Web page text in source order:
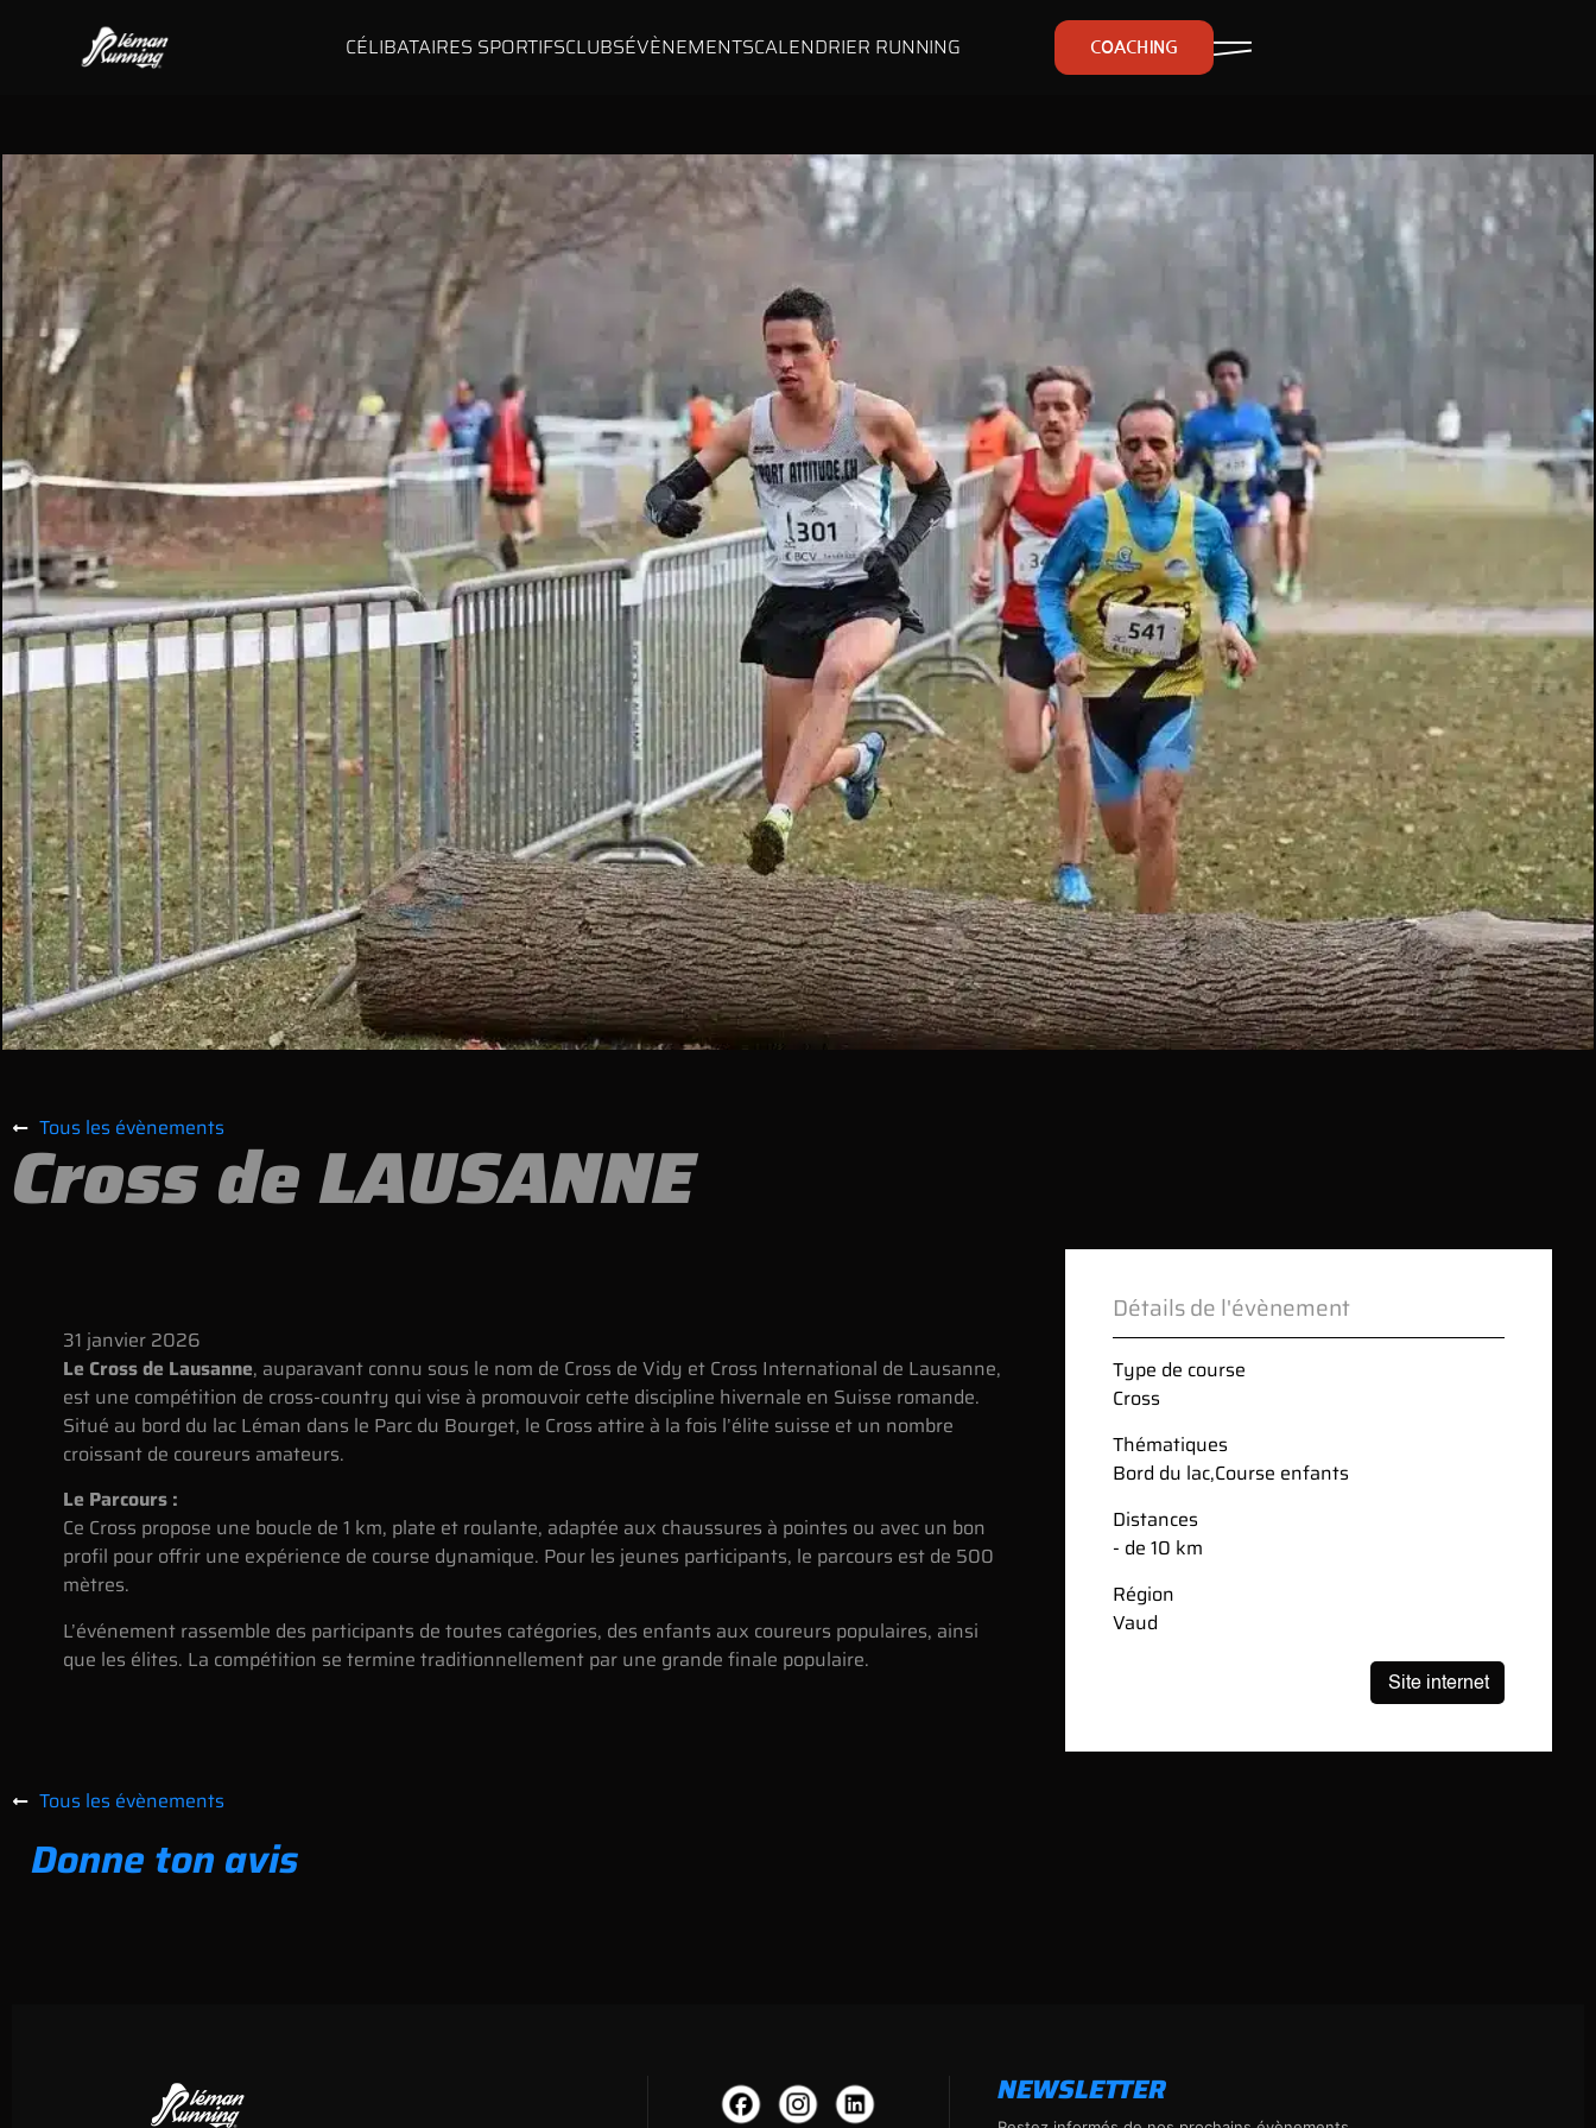
CÉLIBATAIRES SPORTIFSCLUBSÉVÈNEMENTSCALENDRIER RUNNING COACHING
Tous les évènements
Cross de LAUSANNE
31 janvier 2026
Le Cross de Lausanne, auparavant connu sous le nom de Cross de Vidy et Cross International de Lausanne,
est une compétition de cross-country qui vise à promouvoir cette discipline hivernale en Suisse romande.
Situé au bord du lac Léman dans le Parc du Bourget, le Cross attire à la fois l’élite suisse et un nombre
croissant de coureurs amateurs.
Le Parcours :
Ce Cross propose une boucle de 1 km, plate et roulante, adaptée aux chaussures à pointes ou avec un bon
profil pour offrir une expérience de course dynamique. Pour les jeunes participants, le parcours est de 500
mètres.
L’événement rassemble des participants de toutes catégories, des enfants aux coureurs populaires, ainsi
que les élites. La compétition se termine traditionnellement par une grande finale populaire.
Détails de l'évènement
Type de course
Cross
Thématiques
Bord du lac,Course enfants
Distances
- de 10 km
Région
Vaud
Tous les évènements
Donne ton avis
NEWSLETTER